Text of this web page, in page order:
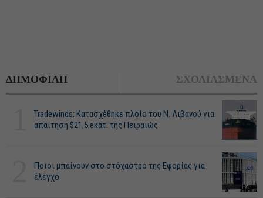
ΔΗΜΟΦΙΛΗ ΣΧΟΛΙΑΣΜΕΝΑ
Tradewinds: Κατασχέθηκε πλοίο του Ν. Λιβανού για
απαίτηση $21,5 εκατ. της Πειραιώς
Ποιοι μπαίνουν στο στόχαστρο της Εφορίας για
έλεγχο